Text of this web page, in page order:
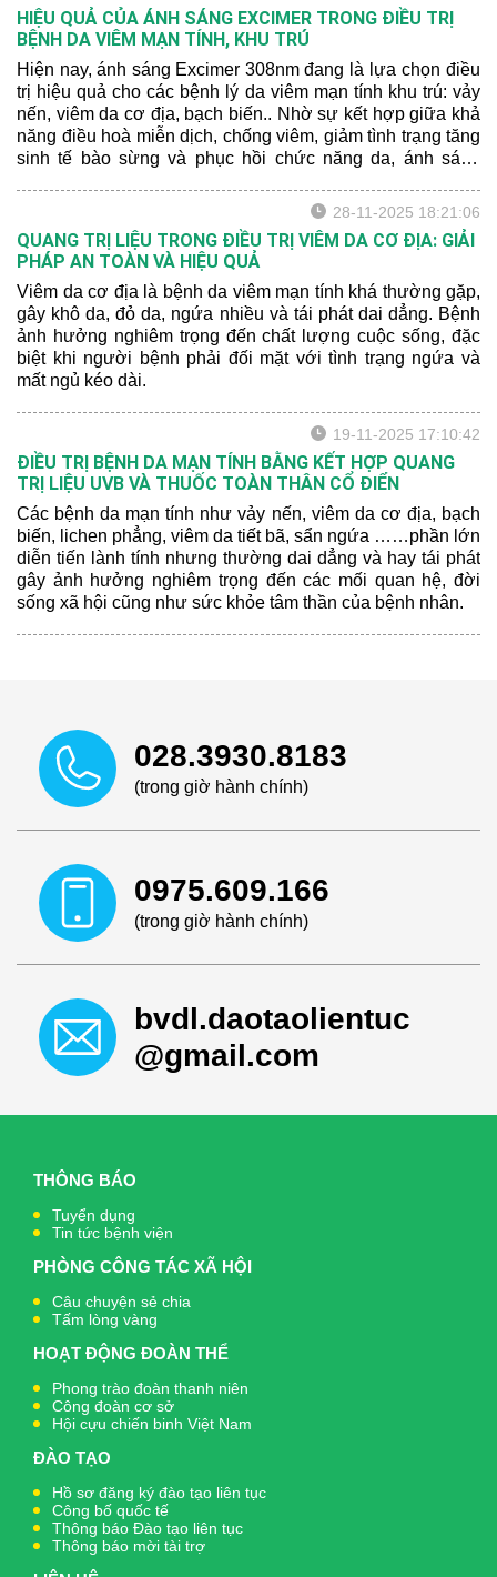
HIỆU QUẢ CỦA ÁNH SÁNG EXCIMER TRONG ĐIỀU TRỊ
BỆNH DA VIÊM MẠN TÍNH, KHU TRÚ
Hiện nay, ánh sáng Excimer 308nm đang là lựa chọn điều
trị hiệu quả cho các bệnh lý da viêm mạn tính khu trú: vảy
nến, viêm da cơ địa, bạch biến.. Nhờ sự kết hợp giữa khả
năng điều hoà miễn dịch, chống viêm, giảm tình trạng tăng
sinh tế bào sừng và phục hồi chức năng da, ánh sáng
thiện sang thương da và rút ngắn thời gian điều trị cho
28-11-2025 18:21:06
QUANG TRỊ LIỆU TRONG ĐIỀU TRỊ VIÊM DA CƠ ĐỊA: GIẢI
PHÁP AN TOÀN VÀ HIỆU QUẢ
Viêm da cơ địa là bệnh da viêm mạn tính khá thường gặp,
gây khô da, đỏ da, ngứa nhiều và tái phát dai dẳng. Bệnh
ảnh hưởng nghiêm trọng đến chất lượng cuộc sống, đặc
biệt khi người bệnh phải đối mặt với tình trạng ngứa và
mất ngủ kéo dài.
19-11-2025 17:10:42
ĐIỀU TRỊ BỆNH DA MẠN TÍNH BẰNG KẾT HỢP QUANG
TRỊ LIỆU UVB VÀ THUỐC TOÀN THÂN CỔ ĐIỂN
Các bệnh da mạn tính như vảy nến, viêm da cơ địa, bạch
biến, lichen phẳng, viêm da tiết bã, sẩn ngứa ……phần lớn
diễn tiến lành tính nhưng thường dai dẳng và hay tái phát
gây ảnh hưởng nghiêm trọng đến các mối quan hệ, đời
sống xã hội cũng như sức khỏe tâm thần của bệnh nhân.
028.3930.8183
(trong giờ hành chính)
0975.609.166
(trong giờ hành chính)
bvdl.daotaolientuc
@gmail.com
THÔNG BÁO
Tuyển dụng
Tin tức bệnh viện
PHÒNG CÔNG TÁC XÃ HỘI
Câu chuyện sẻ chia
Tấm lòng vàng
HOẠT ĐỘNG ĐOÀN THỂ
Phong trào đoàn thanh niên
Công đoàn cơ sở
Hội cựu chiến binh Việt Nam
ĐÀO TẠO
Hồ sơ đăng ký đào tạo liên tục
Công bố quốc tế
Thông báo Đào tạo liên tục
Thông báo mời tài trợ